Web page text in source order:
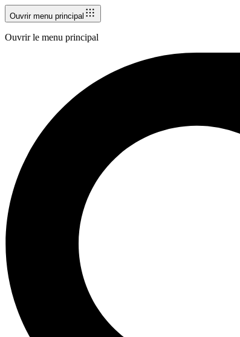
Ouvrir menu principal
Ouvrir le menu principal